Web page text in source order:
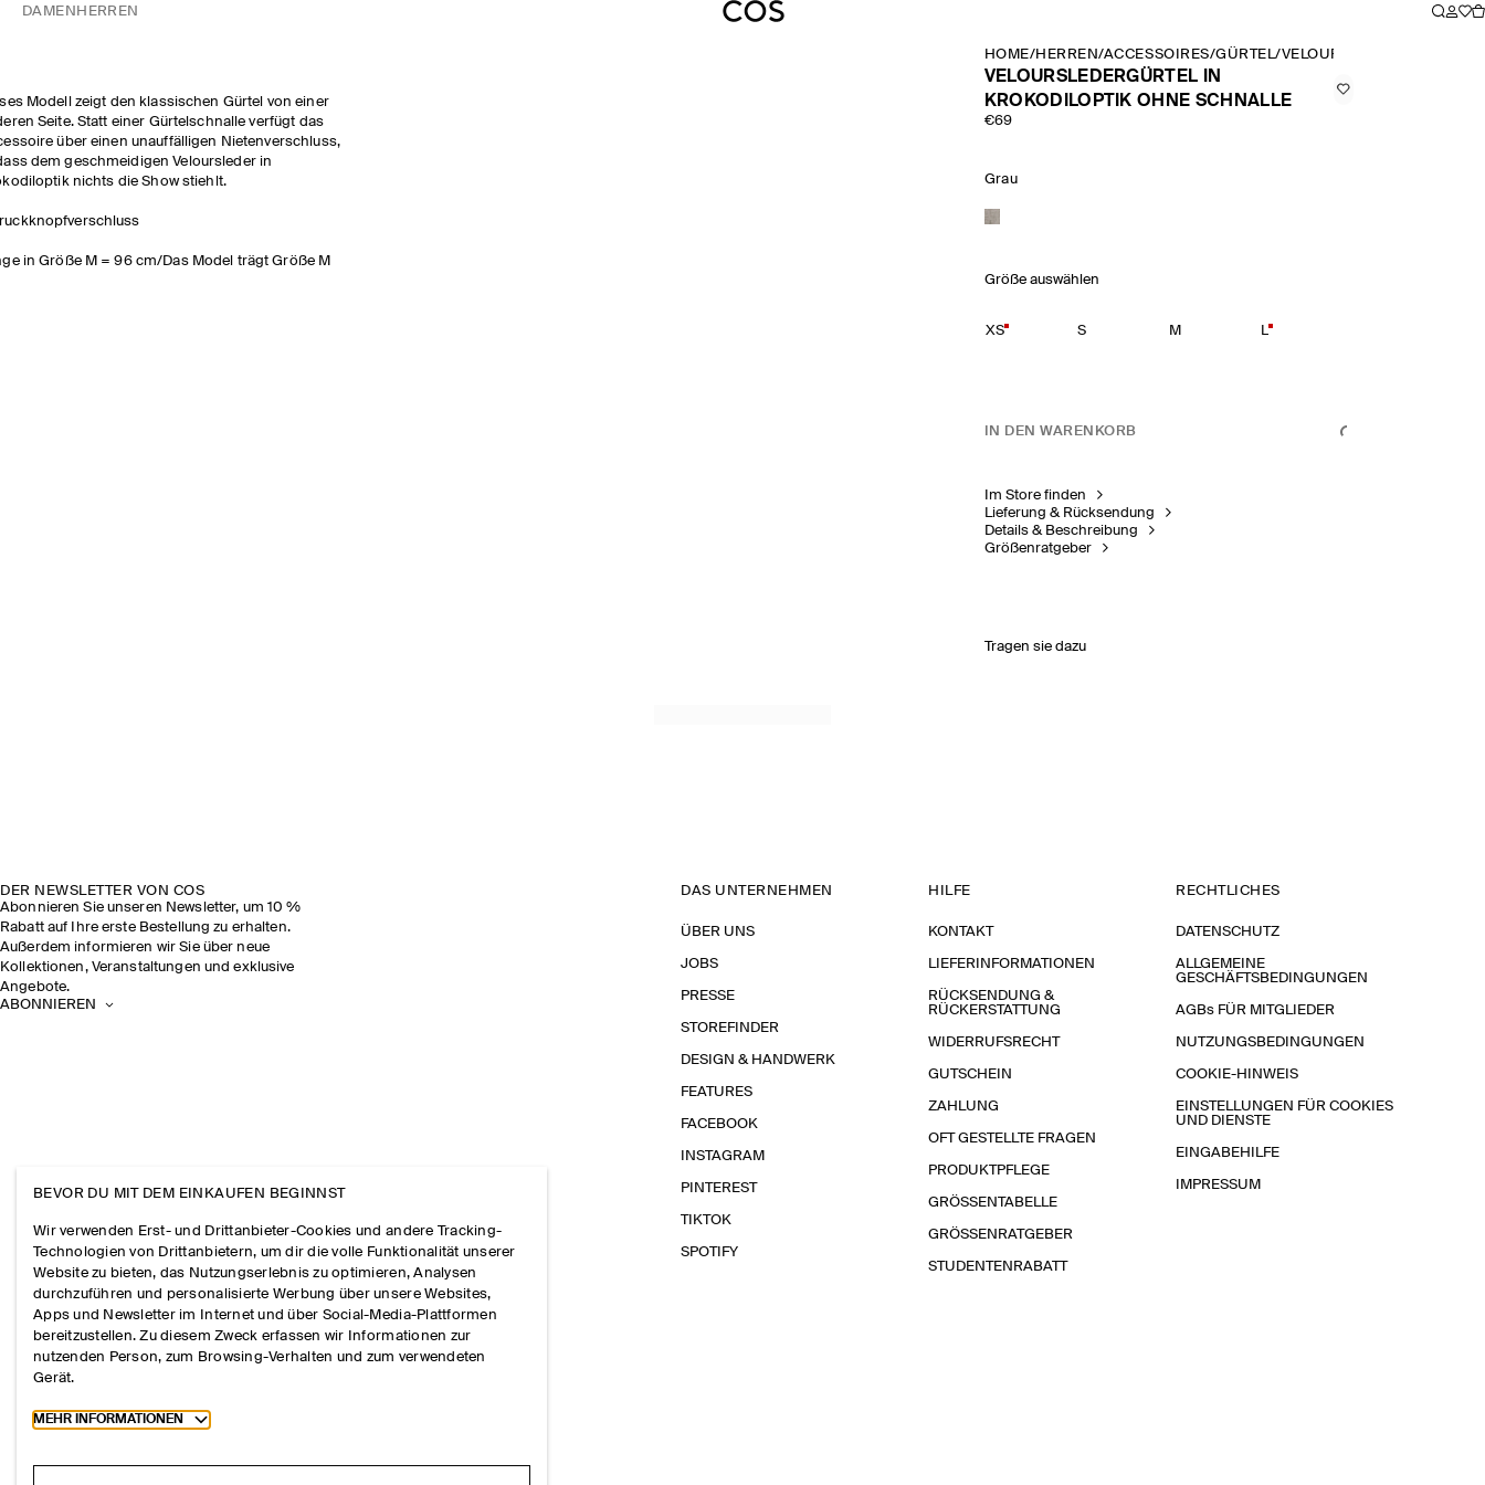
DAMEN HERREN
Modell zeigt den klassischen Gürtel von einer
Seite. Statt einer Gürtelschnalle verfügt das
über einen unauffälligen Nietenverschluss,
dem geschmeidigen Veloursleder in
nichts die Show stiehlt.
in Größe M = 96 cm/Das Model trägt Größe M
HOME/HERREN/ACCESSOIRES/GÜRTEL/VELOURSLEDERGÜRTEL
VELOURSLEDERGÜRTEL IN
KROKODILOPTIK OHNE SCHNALLE
€69
Grau
Größe auswählen
XS S M L
IN DEN WARENKORB
Im Store finden
Lieferung & Rücksendung
Details & Beschreibung
Größenratgeber
Tragen sie dazu
DER NEWSLETTER VON COS
Abonnieren Sie unseren Newsletter, um 10 %
Rabatt auf Ihre erste Bestellung zu erhalten.
Außerdem informieren wir Sie über neue
Kollektionen, Veranstaltungen und exklusive
Angebote.
ABONNIEREN
DAS UNTERNEHMEN
ÜBER UNS
JOBS
PRESSE
STOREFINDER
DESIGN & HANDWERK
FEATURES
FACEBOOK
INSTAGRAM
PINTEREST
TIKTOK
SPOTIFY
HILFE
KONTAKT
LIEFERINFORMATIONEN
RÜCKSENDUNG &
RÜCKERSTATTUNG
WIDERRUFSRECHT
GUTSCHEIN
ZAHLUNG
OFT GESTELLTE FRAGEN
PRODUKTPFLEGE
GRÖSSENTABELLE
GRÖSSENRATGEBER
STUDENTENRABATT
RECHTLICHES
DATENSCHUTZ
ALLGEMEINE
GESCHÄFTSBEDINGUNGEN
AGBs FÜR MITGLIEDER
NUTZUNGSBEDINGUNGEN
COOKIE-HINWEIS
EINSTELLUNGEN FÜR COOKIES
UND DIENSTE
EINGABEHILFE
IMPRESSUM
BEVOR DU MIT DEM EINKAUFEN BEGINNST
Wir verwenden Erst- und Drittanbieter-Cookies und andere Tracking-
Technologien von Drittanbietern, um dir die volle Funktionalität unserer
Website zu bieten, das Nutzungserlebnis zu optimieren, Analysen
durchzuführen und personalisierte Werbung über unsere Websites,
Apps und Newsletter im Internet und über Social-Media-Plattformen
bereitzustellen. Zu diesem Zweck erfassen wir Informationen zur
nutzenden Person, zum Browsing-Verhalten und zum verwendeten
Gerät.
Toggle more cookie information
MEHR INFORMATIONEN